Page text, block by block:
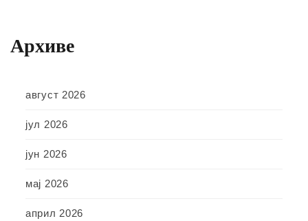
Архиве
август 2026
јул 2026
јун 2026
мај 2026
април 2026